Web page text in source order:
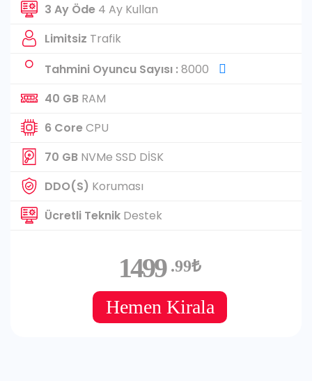
3 Ay Öde 4 Ay Kullan
Limitsiz Trafik
Tahmini Oyuncu Sayısı :8000
40 GB RAM
6 CoreCPU
70 GB NVMe SSD DİSK
DDO(S) Koruması
Ücretli Teknik Destek
1499 .99₺
Hemen Kirala